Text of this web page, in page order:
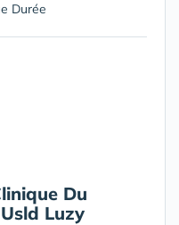
Durée
Du
Luzy